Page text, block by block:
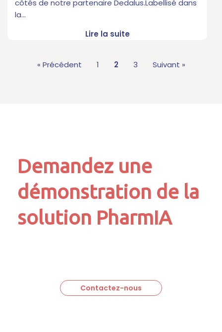
côtés de notre partenaire Dedalus.Labellisé dans
la…
Lire la suite
« Précédent 1 2 3 Suivant »
Demandez une
démonstration de la
solution PharmIA
Contactez-nous